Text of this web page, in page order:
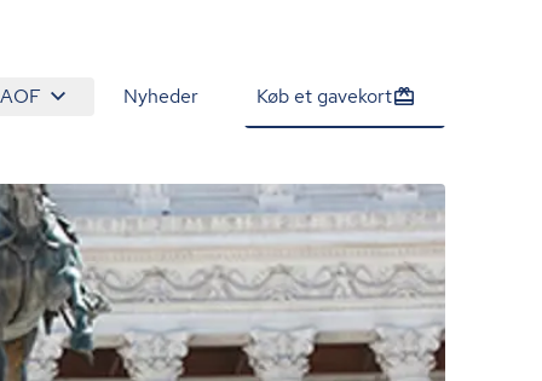
Nyheder Køb et gavekort
1.585 kr. /person Tilmeld venteliste